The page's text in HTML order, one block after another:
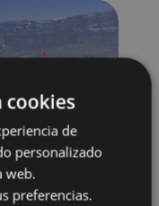
cookies
de
personalizado
web.
preferencias.